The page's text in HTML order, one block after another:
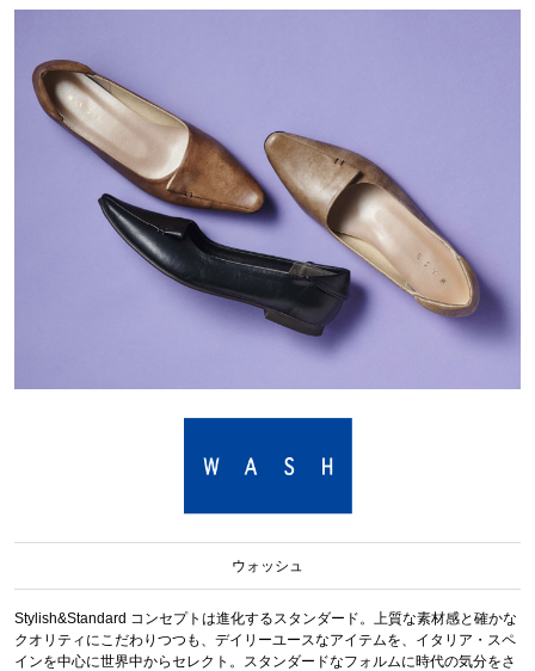
ウォッシュ
Stylish&Standard コンセプトは進化するスタンダード。上質な素材感と確かな
クオリティにこだわりつつも、デイリーユースなアイテムを、イタリア・スペ
インを中心に世界中からセレクト。スタンダードなフォルムに時代の気分をさ